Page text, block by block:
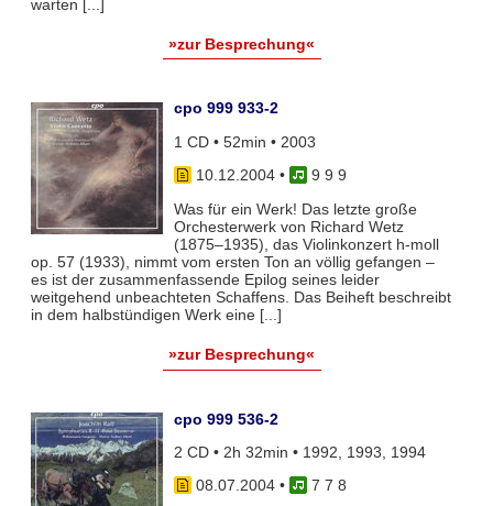
warten [...]
»zur Besprechung«
cpo 999 933-2
1 CD • 52min • 2003
10.12.2004•
9 9 9
Was für ein Werk! Das letzte große
Orchesterwerk von Richard Wetz
(1875–1935), das Violinkonzert h-moll
op. 57 (1933), nimmt vom ersten Ton an völlig gefangen –
es ist der zusammenfassende Epilog seines leider
weitgehend unbeachteten Schaffens. Das Beiheft beschreibt
in dem halbstündigen Werk eine [...]
»zur Besprechung«
cpo 999 536-2
2 CD • 2h 32min • 1992, 1993, 1994
08.07.2004•
7 7 8